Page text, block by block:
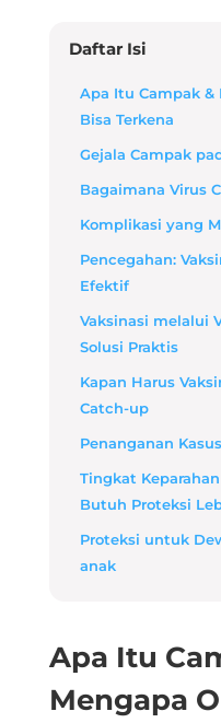
Daftar Isi
Apa Itu Campak &
Bisa Terkena
Gejala Campak
Bagaimana Virus
Komplikasi yang
Pencegahan:
Efektif
Vaksinasi melalui
Solusi Praktis
Kapan Harus
Catch-up
Penanganan
Tingkat
Butuh Proteksi
Proteksi untuk
anak
Apa Itu
Mengapa